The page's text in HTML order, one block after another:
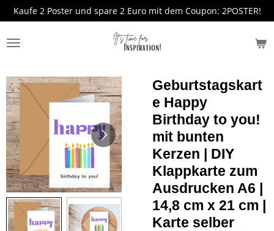
Zum
Hauptinhalt
springen
Kaufe 2 Poster und spare 2 Euro mit dem Coupon: 2POSTER!
Geburtstagskart
e Happy
Birthday to you!
mit bunten
Kerzen | DIY
Klappkarte zum
Ausdrucken A6 |
14,8 cm x 21 cm |
Karte selber